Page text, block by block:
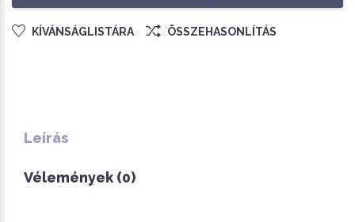
KÍVÁNSÁGLISTÁRA ÖSSZEHASONLÍTÁS
Leírás
Vélemények (0)